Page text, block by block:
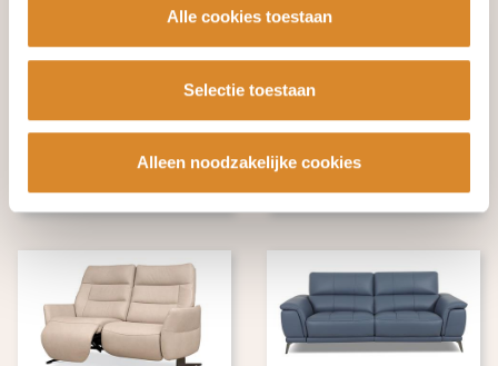
Alle cookies toestaan
Selectie toestaan
Alleen noodzakelijke cookies